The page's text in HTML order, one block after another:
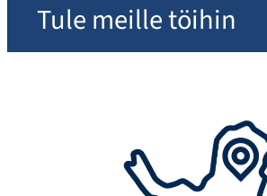
Tule meille töihin